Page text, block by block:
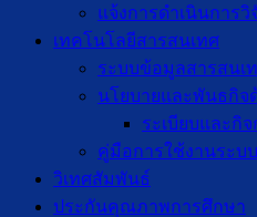
แจ้งการดำเนินการวิ
เทคโนโลยีสารสนเทศ
ระบบข้อมูลสารสนเ
นโยบายและพันธกิจ
ระเบียบและกิ
คู่มือการใช้งานระบ
วิเทศสัมพันธ์
ประกันคุณภาพการศึกษา